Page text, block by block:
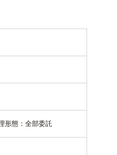
態：全部委託